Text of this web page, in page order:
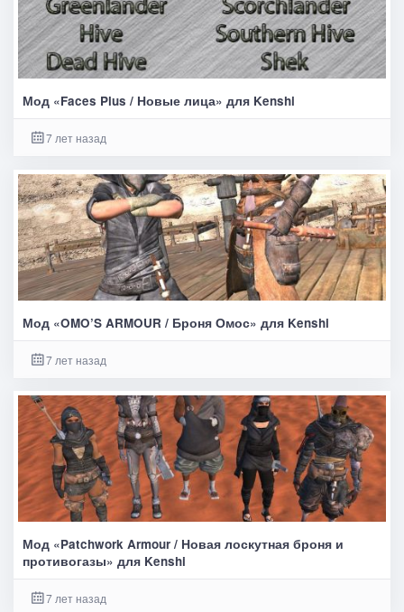
Мод «Faces Plus / Новые лица» для Kenshi
7 лет назад
Мод «OMO’S ARMOUR / Броня Омос» для Kenshi
7 лет назад
Мод «Patchwork Armour / Новая лоскутная броня и
противогазы» для Kenshi
7 лет назад